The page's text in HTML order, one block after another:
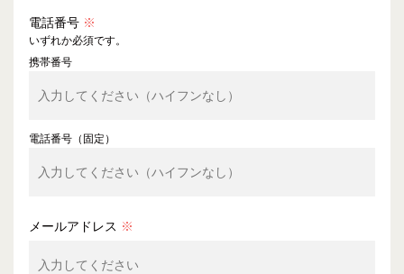
電話番号 ※
いずれか必須です。
携帯番号
電話番号（固定）
メールアドレス ※